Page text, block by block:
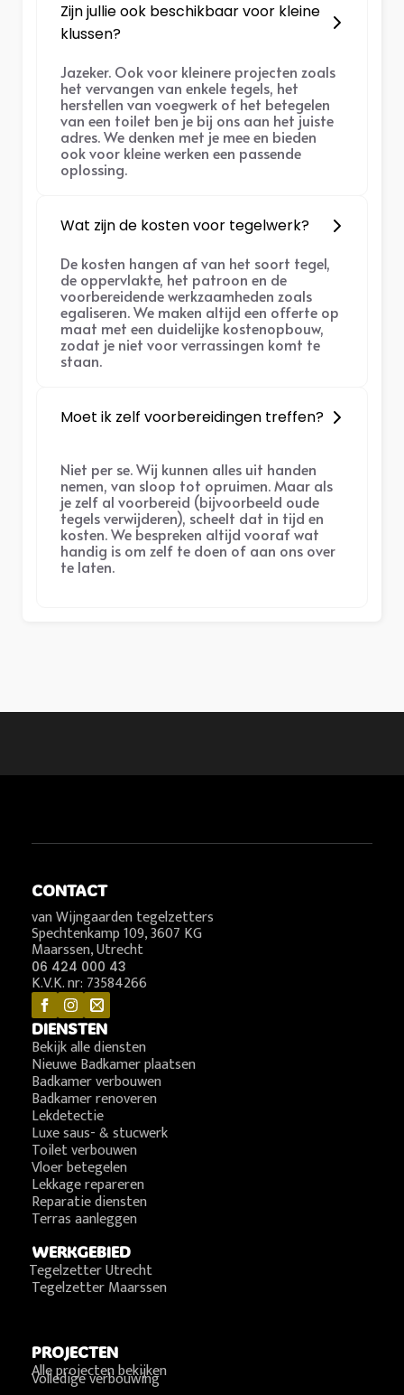
Zijn jullie ook beschikbaar voor kleine
klussen?
Jazeker. Ook voor kleinere projecten zoals
het vervangen van enkele tegels, het
herstellen van voegwerk of het betegelen
van een toilet ben je bij ons aan het juiste
adres. We denken met je mee en bieden
ook voor kleine werken een passende
oplossing.
Wat zijn de kosten voor tegelwerk?
De kosten hangen af van het soort tegel,
de oppervlakte, het patroon en de
voorbereidende werkzaamheden zoals
egaliseren. We maken altijd een offerte op
maat met een duidelijke kostenopbouw,
zodat je niet voor verrassingen komt te
staan.
Moet ik zelf voorbereidingen treffen?
Niet per se. Wij kunnen alles uit handen
nemen, van sloop tot opruimen. Maar als
je zelf al voorbereid (bijvoorbeeld oude
tegels verwijderen), scheelt dat in tijd en
kosten. We bespreken altijd vooraf wat
handig is om zelf te doen of aan ons over
te laten.
CONTACT
van Wijngaarden tegelzetters
Spechtenkamp 109, 3607 KG
Maarssen, Utrecht
06 424 000 43
K.V.K. nr: 73584266
DIENSTEN
Bekijk alle diensten
Nieuwe Badkamer plaatsen
Badkamer verbouwen
Badkamer renoveren
Lekdetectie
Luxe saus- & stucwerk
Toilet verbouwen
Vloer betegelen
Lekkage repareren
Reparatie diensten
Terras aanleggen
WERKGEBIED
Tegelzetter Utrecht
Tegelzetter Maarssen
PROJECTEN
Alle projecten bekijken
Volledige verbouwing